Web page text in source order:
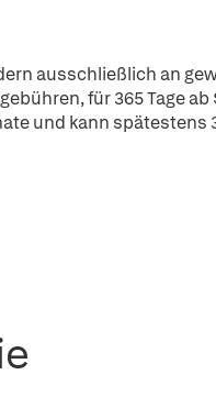
ausschließlich an
für 365 Tage
und kann spätestens